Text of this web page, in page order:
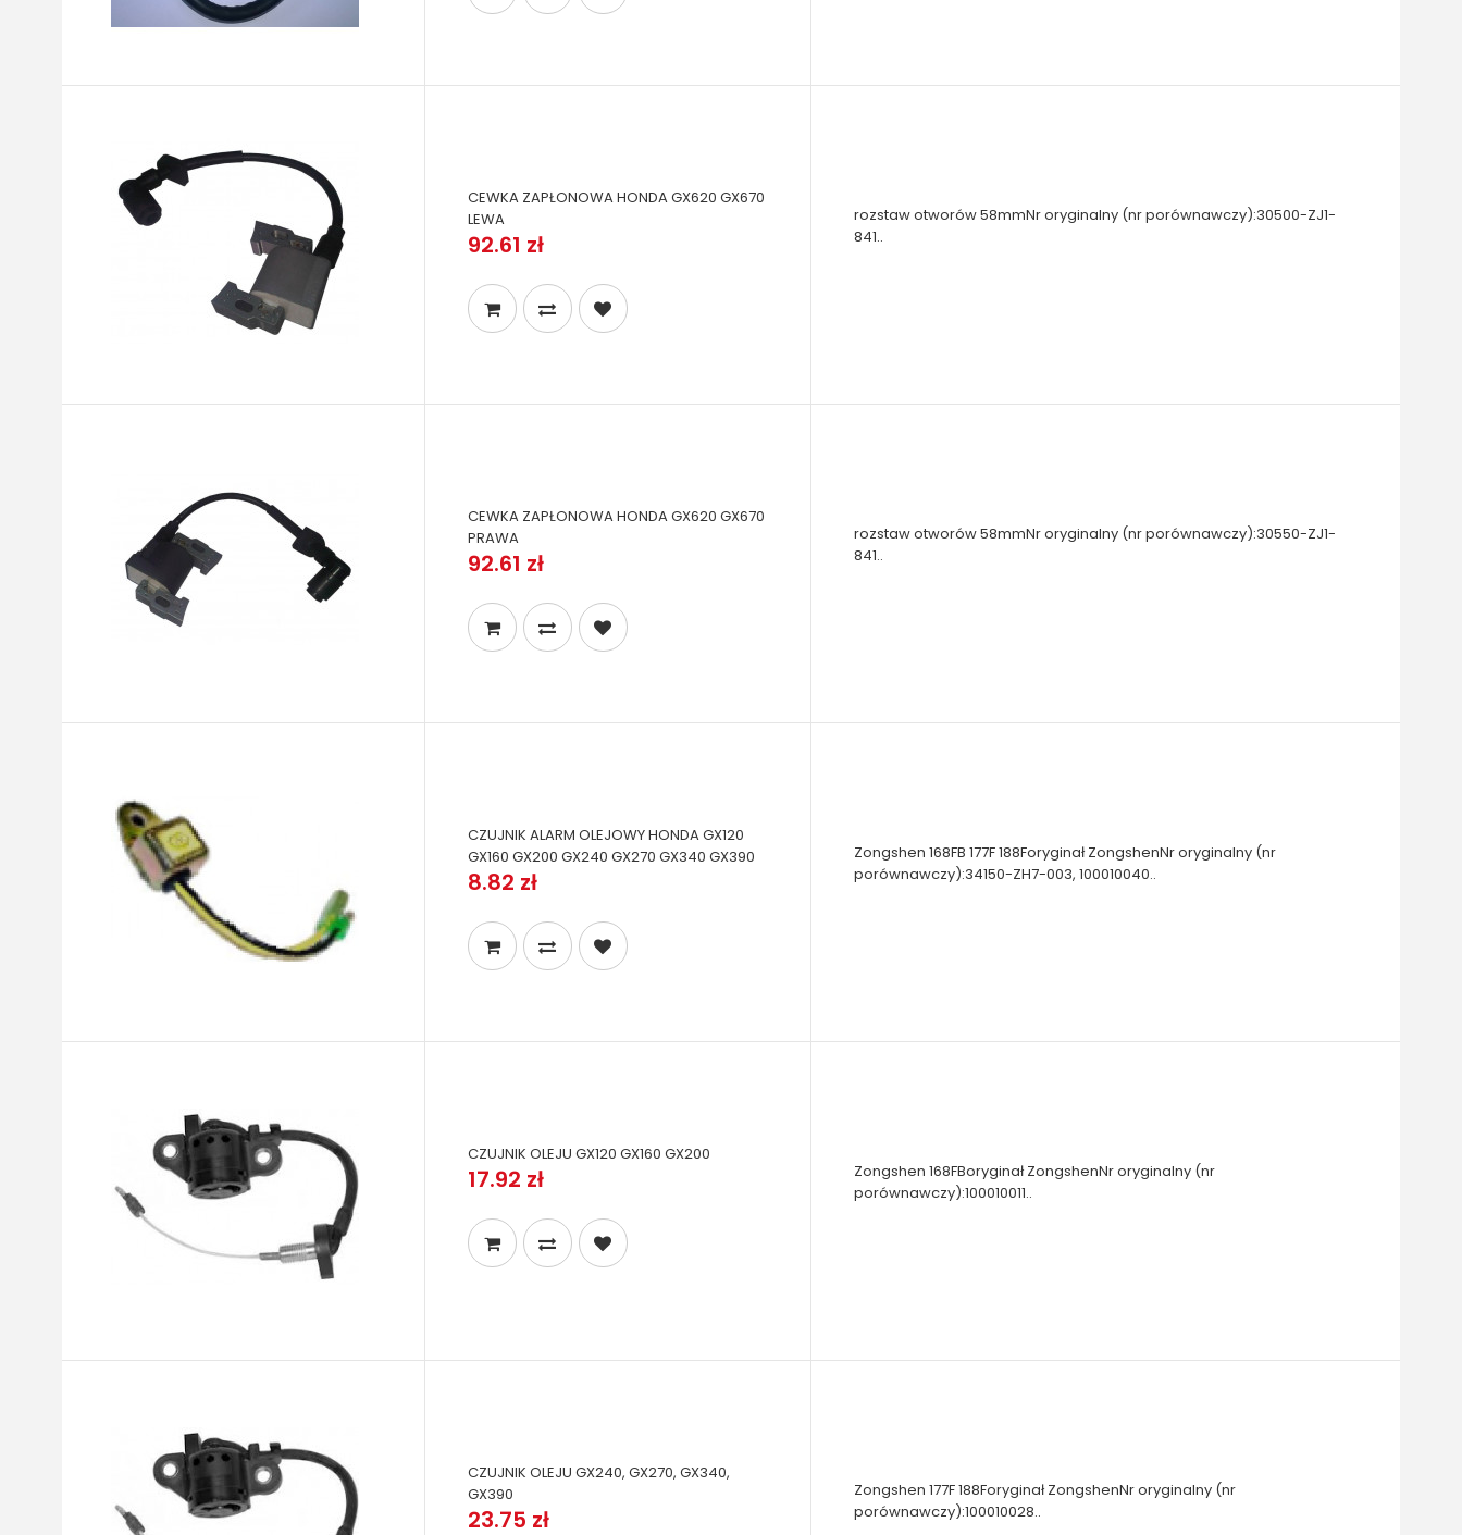
CEWKA ZAPŁONOWA HONDA GX620 GX670
LEWA
92.61 zł
rozstaw otworów 58mmNr oryginalny (nr porównawczy):30500-ZJ1-
841..
CEWKA ZAPŁONOWA HONDA GX620 GX670
PRAWA
92.61 zł
rozstaw otworów 58mmNr oryginalny (nr porównawczy):30550-ZJ1-
841..
CZUJNIK ALARM OLEJOWY HONDA GX120
GX160 GX200 GX240 GX270 GX340 GX390
8.82 zł
Zongshen 168FB 177F 188Foryginał ZongshenNr oryginalny (nr
porównawczy):34150-ZH7-003, 100010040..
CZUJNIK OLEJU GX120 GX160 GX200
17.92 zł
Zongshen 168FBoryginał ZongshenNr oryginalny (nr
porównawczy):100010011..
CZUJNIK OLEJU GX240, GX270, GX340,
GX390
23.75 zł
Zongshen 177F 188Foryginał ZongshenNr oryginalny (nr
porównawczy):100010028..